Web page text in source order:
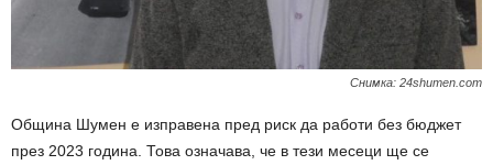
Снимка: 24shumen.com
Община Шумен е изправена пред риск да работи без бюджет
през 2023 година. Това означава, че в тези месеци ще се